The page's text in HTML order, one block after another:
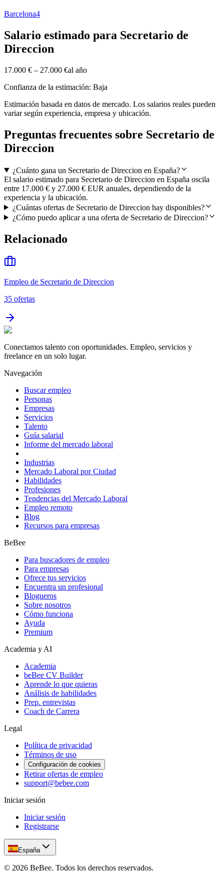
Barcelona4
Salario estimado para Secretario de
Direccion
17.000 € – 27.000 €al año
Confianza de la estimación: Baja
Estimación basada en datos de mercado. Los salarios reales pueden
variar según experiencia, empresa y ubicación.
Preguntas frecuentes sobre Secretario de
Direccion
¿Cuánto gana un Secretario de Direccion en España?
El salario estimado para Secretario de Direccion en España oscila
entre 17.000 € y 27.000 € EUR anuales, dependiendo de la
experiencia y la ubicación.
¿Cuántas ofertas de Secretario de Direccion hay disponibles?
¿Cómo puedo aplicar a una oferta de Secretario de Direccion?
Relacionado
Empleo de Secretario de Direccion
35 ofertas
Conectamos talento con oportunidades. Empleo, servicios y
freelance en un solo lugar.
Navegación
Buscar empleo
Personas
Empresas
Servicios
Talento
Guía salarial
Informe del mercado laboral
Industrias
Mercado Laboral por Ciudad
Habilidades
Profesiones
Tendencias del Mercado Laboral
Empleo remoto
Blog
Recursos para empresas
BeBee
Para buscadores de empleo
Para empresas
Ofrece tus servicios
Encuentra un profesional
Blogueros
Sobre nosotros
Cómo funciona
Ayuda
Premium
Academia y AI
Academia
beBee CV Builder
Aprende lo que quieras
Análisis de habilidades
Prep. entrevistas
Coach de Carrera
Legal
Política de privacidad
Términos de uso
Configuración de cookies
Retirar ofertas de empleo
support@bebee.com
Iniciar sesión
Iniciar sesión
Registrarse
España
© 2026 BeBee. Todos los derechos reservados.